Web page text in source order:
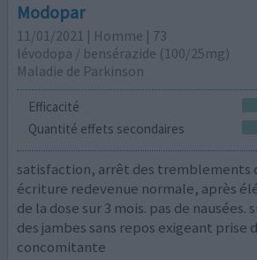
Modopar
11/01/2021 | Homme | 73
lévodopa / bensérazide (100/25mg)
Maladie de Parkinson
Efficacité
Quantité effets secondaires
satisfaction, arrêt des tremblements
écriture redevenue normale, après
de la dose sur 3 mois. pas de nausées.
des jambes sans repos exigeant prise
concomitante